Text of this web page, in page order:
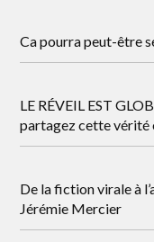
Ca pourra peut-être
LE RÉVEIL EST
partagez cette vérité
De la fiction virale à
Jérémie Mercier